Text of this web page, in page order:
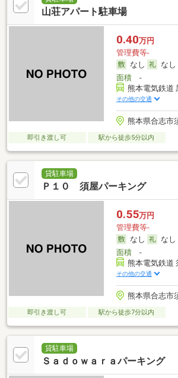
山荘アパート駐車場
0.40万円
管理費等-
なし
なし
面積-
熊本電気鉄道
その他の交通
熊本県合志市
即引き渡し可 駅から徒歩5分以内
貸駐車場
Ｐ１０ 須屋パーキング
0.55万円
管理費等-
なし
なし
面積-
熊本電気鉄道
その他の交通
熊本県合志市
即引き渡し可 駅から徒歩7分以内
貸駐車場
Ｓａｄｏｗａｒａパーキング